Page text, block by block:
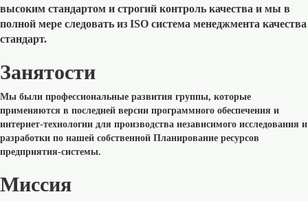
высоким стандартом и строгий контроль качества и мы в
полной мере следовать из ISO система менеджмента качества
стандарт.
Занятости
Мы были профессиональные развития группы, которые
применяются в последней версии программного обеспечения и
интернет-технологии для производства независимого исследования и
разработки по нашей собственной Планирование ресурсов
предприятия-системы.
Миссия